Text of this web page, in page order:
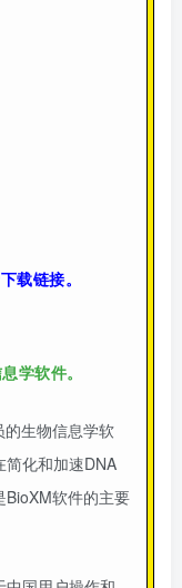
载链接。
学软件。
生物信息学软
简化和加速DNA
BioXM软件的主要